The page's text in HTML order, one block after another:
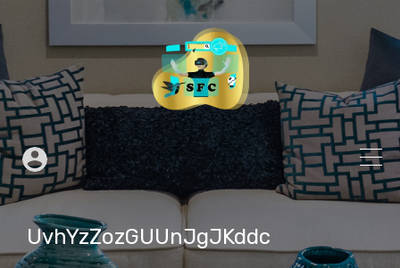
UvhYzZozGUUnJgJKddc